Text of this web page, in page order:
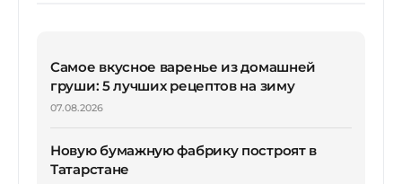
Самое вкусное варенье из домашней
груши: 5 лучших рецептов на зиму
07.08.2026
Новую бумажную фабрику построят в
Татарстане